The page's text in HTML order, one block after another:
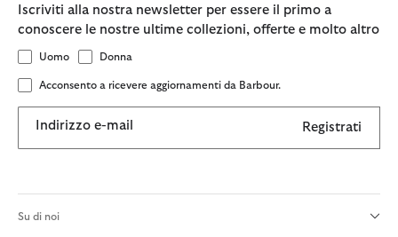
Iscriviti alla nostra newsletter per essere il primo a
conoscere le nostre ultime collezioni, offerte e molto altro
Uomo Donna
Acconsento a ricevere aggiornamenti da Barbour.
Indirizzo e-mail Registrati
Su di noi